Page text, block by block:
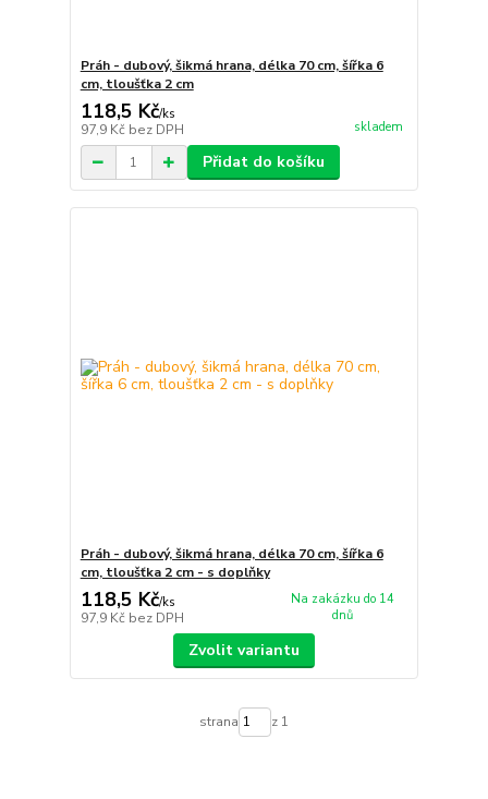
Práh - dubový, šikmá hrana, délka 70 cm, šířka 6
cm, tloušťka 2 cm
118,5 Kč/ks
97,9 Kč bez DPH skladem
Přidat do košíku
Práh - dubový, šikmá hrana, délka 70 cm, šířka 6
cm, tloušťka 2 cm - s doplňky
118,5 Kč/ks
97,9 Kč bez DPH
Na zakázku do 14
dnů
Zvolit variantu
strana z 1